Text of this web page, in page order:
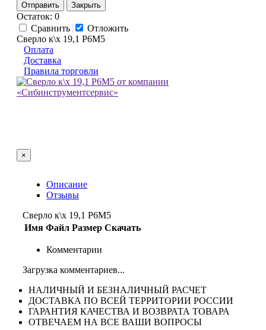
Отправить Закрыть
Остаток: 0
Сравнить
Отложить
Сверло к\х 19,1 Р6М5
Оплата
Доставка
Правила торговли
×
Описание
Отзывы
Сверло к\х 19,1 Р6М5
Имя Файл Размер Скачать
Комментарии
Загрузка комментариев...
НАЛИЧНЫЙ И БЕЗНАЛИЧНЫЙ РАСЧЕТ
ДОСТАВКА ПО ВСЕЙ ТЕРРИТОРИИ РОССИИ
ГАРАНТИЯ КАЧЕСТВА И ВОЗВРАТА ТОВАРА
ОТВЕЧАЕМ НА ВСЕ ВАШИ ВОПРОСЫ